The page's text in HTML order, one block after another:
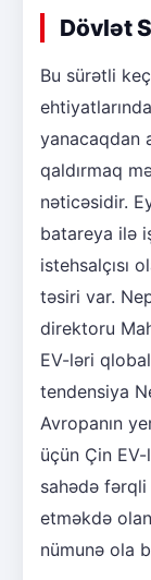
Dövlət
Bu sürətli
yanacaqdan
qaldırmaq
nəticəsidir.
batareya ilə
istehsalçısı
təsiri var.
direktoru
EV-ləri
tendensiya
Avropanın
üçün Çin
sahədə
etməkdə
nümunə ola